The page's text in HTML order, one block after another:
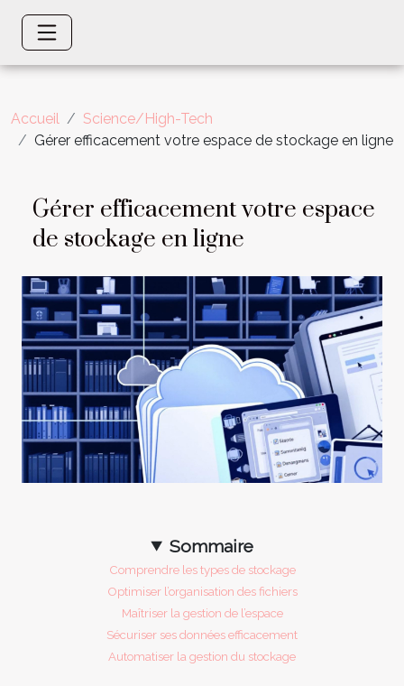
Accueil
Science/High-Tech
Gérer efficacement votre espace de stockage en ligne
Gérer efficacement votre espace
de stockage en ligne
Sommaire
Comprendre les types de stockage
Optimiser l’organisation des fichiers
Maîtriser la gestion de l’espace
Sécuriser ses données efficacement
Automatiser la gestion du stockage